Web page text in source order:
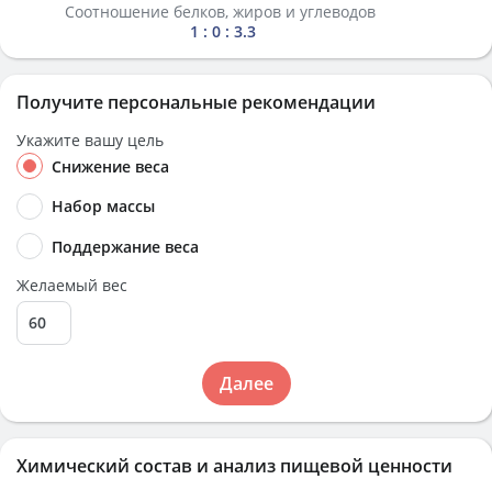
Химический состав и анализ пищевой ценности
Соотношение белков, жиров и углеводов
1 : 0 : 3.3
Получите персональные рекомендации
Укажите вашу цель
Снижение веса
Набор массы
Поддержание веса
Желаемый вес
Далее